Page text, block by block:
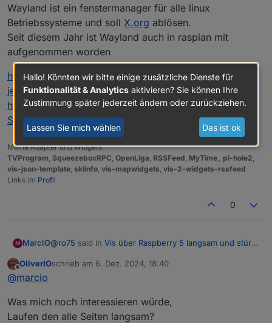
Wie sieht das bei dir aus (VIS >> Setup >>
Einstellungen)?
Ro75.
Wayland ist ein fenstermanager für alle linux
Betriebssysteme und soll X.org ablösen.
Seit diesem Jahr ist Wayland auch in raspian mit
aufgenommen worden
https://www.heise.de/news/Raspberry-Pi-OS-Wayland-
jetzt-fuer-alle-9997332.html
https://de.m.wikipedia.org/wiki/Wayland_(Display-
Server-Protokoll)
Meine Adapter und Widgets
TVProgram SqueezeboxRPC OpenLiga RSSFeed MyTime pi-hole2
vis-json-template skiinfo vis-mapwidgets vis-2-widgets-rssfeed
Links im Profil
0
M MarcIO@ro75 said in Vis über Raspberry 5 langsam und stürzt
Bei mir läuft Chromium. Ich habe es auch mal mit
Ohne diesen Abschnitt hatte es leider auch nicht
Offline
OliverIOschrieb am 6. Dez. 2024, 18:40
zuletzt editiert von
@marcio
Was mich noch interessieren würde,
Laufen den alle Seiten langsam?
Hallo! Könnten wir bitte einige zusätzliche Dienste für
Funktionalität & Analytics aktivieren? Sie können Ihre
Zustimmung später jederzeit ändern oder zurückziehen.
Lassen Sie mich wählen Das ist ok